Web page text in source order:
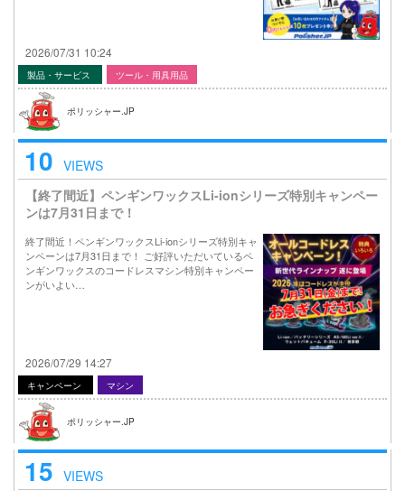
2026/07/31 10:24
製品・サービス ツール・用具用品
ポリッシャー.JP
10 VIEWS
【終了間近】ペンギンワックスLi-ionシリーズ特別キャンペー
ンは7月31日まで！
終了間近！ペンギンワックスLi-ionシリーズ特別キャ
ンペーンは7月31日まで！ ご好評いただいているペ
ンギンワックスのコードレスマシン特別キャンペー
ンがいよい…
2026/07/29 14:27
キャンペーン マシン
ポリッシャー.JP
15 VIEWS